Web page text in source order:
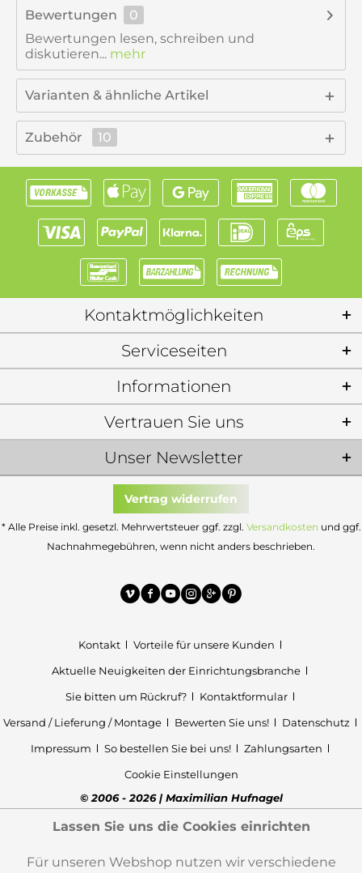
Bewertungen
0
Bewertungen lesen, schreiben und
diskutieren... mehr
Varianten & ähnliche Artikel
Zubehör 10
Kontaktmöglichkeiten
Serviceseiten
Informationen
Unser Newsletter
Vertrauen Sie uns
Vertrag widerrufen
* Alle Preise inkl. gesetzl. Mehrwertsteuer ggf. zzgl. Versandkosten und ggf.
Nachnahmegebühren, wenn nicht anders beschrieben.
Kontakt
Vorteile für unsere Kunden
Aktuelle Neuigkeiten der Einrichtungsbranche
Sie bitten um Rückruf?
Kontaktformular
Versand / Lieferung / Montage
Bewerten Sie uns!
Datenschutz
Impressum
So bestellen Sie bei uns!
Zahlungsarten
Cookie Einstellungen
© 2006 - 2026 | Maximilian Hufnagel
Lassen Sie uns die Cookies einrichten
Für unseren Webshop nutzen wir verschiedene